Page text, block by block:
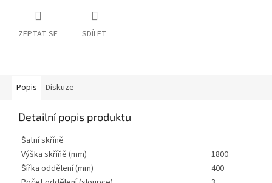
ZEPTAT SE SDÍLET
Popis Diskuze
Detailní popis produktu
Šatní skříně
Výška skříňě (mm)
1800
Šířka oddělení (mm)
400